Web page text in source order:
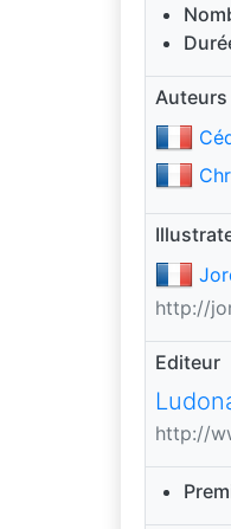
Auteurs
http://
Editeur
http://